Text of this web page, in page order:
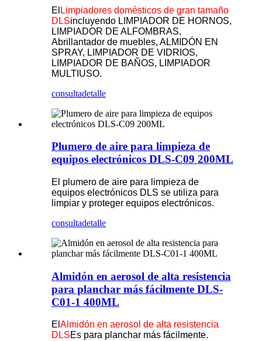
El Limpiadores domésticos de gran tamaño
DLSincluyendo LIMPIADOR DE HORNOS,
LIMPIADOR DE ALFOMBRAS,
Abrillantador de muebles, ALMIDÓN EN
SPRAY, LIMPIADOR DE VIDRIOS,
LIMPIADOR DE BAÑOS, LIMPIADOR
MULTIUSO.
consultadetalle
Plumero de aire para limpieza de
equipos electrónicos DLS-C09 200ML
El plumero de aire para limpieza de
equipos electrónicos DLS se utiliza para
limpiar y proteger equipos electrónicos.
consultadetalle
Almidón en aerosol de alta resistencia
para planchar más fácilmente DLS-
C01-1 400ML
El Almidón en aerosol de alta resistencia
DLSEs para planchar más fácilmente.